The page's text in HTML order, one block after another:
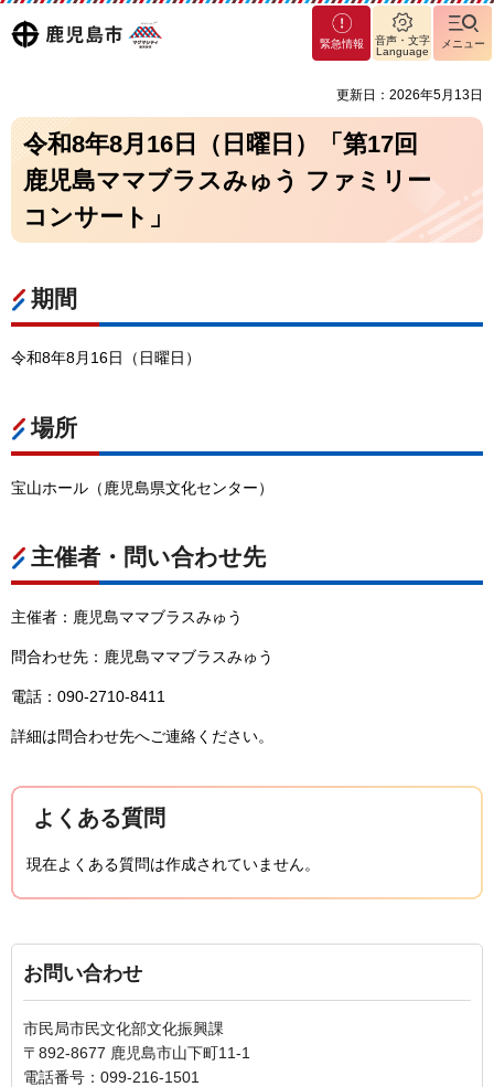
鹿児島
マグ
マシ
緊急情報
音声・文字
Language
メニュー
更新日：2026年5月13日
令和8年8月16日（日曜日）「第17回
鹿児島ママブラスみゅう ファミリー
コンサート」
期間
令和8年8月16日（日曜日）
場所
宝山ホール（鹿児島県文化センター）
主催者・問い合わせ先
主催者：鹿児島ママブラスみゅう
問合わせ先：鹿児島ママブラスみゅう
電話：090-2710-8411
詳細は問合わせ先へご連絡ください。
よくある質問
現在よくある質問は作成されていません。
お問い合わせ
市民局市民文化部文化振興課
〒892-8677 鹿児島市山下町11-1
電話番号：099-216-1501